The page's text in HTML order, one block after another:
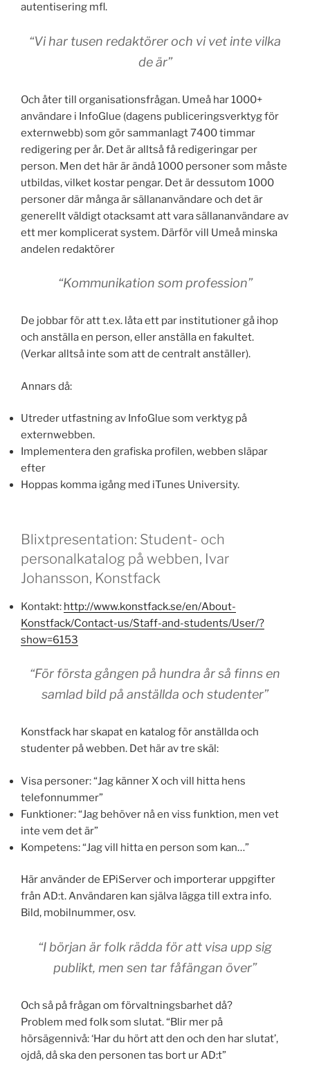
autentisering mfl.
“Vi har tusen redaktörer och vi vet inte vilka
de är”
Och åter till organisationsfrågan. Umeå har 1000+
användare i InfoGlue (dagens publiceringsverktyg för
externwebb) som gör sammanlagt 7400 timmar
redigering per år. Det är alltså få redigeringar per
person. Men det här är ändå 1000 personer som måste
utbildas, vilket kostar pengar. Det är dessutom 1000
personer där många är sällananvändare och det är
generellt väldigt otacksamt att vara sällananvändare av
ett mer komplicerat system. Därför vill Umeå minska
andelen redaktörer
“Kommunikation som profession”
De jobbar för att t.ex. låta ett par institutioner gå ihop
och anställa en person, eller anställa en fakultet.
(Verkar alltså inte som att de centralt anställer).
Annars då:
Utreder utfastning av InfoGlue som verktyg på
externwebben.
Implementera den grafiska profilen, webben släpar
efter
Hoppas komma igång med iTunes University.
Blixtpresentation: Student- och
personalkatalog på webben, Ivar
Johansson, Konstfack
Kontakt: http://www.konstfack.se/en/About-
Konstfack/Contact-us/Staff-and-students/User/?
show=6153
“För första gången på hundra år så finns en
samlad bild på anställda och studenter”
Konstfack har skapat en katalog för anställda och
studenter på webben. Det här av tre skäl:
Visa personer: “Jag känner X och vill hitta hens
telefonnummer”
Funktioner: “Jag behöver nå en viss funktion, men vet
inte vem det är”
Kompetens: “Jag vill hitta en person som kan…”
Här använder de EPiServer och importerar uppgifter
från AD:t. Användaren kan själva lägga till extra info.
Bild, mobilnummer, osv.
“I början är folk rädda för att visa upp sig
publikt, men sen tar fåfängan över”
Och så på frågan om förvaltningsbarhet då?
Problem med folk som slutat. “Blir mer på
hörsägennivå: ‘Har du hört att den och den har slutat’,
ojdå, då ska den personen tas bort ur AD:t”